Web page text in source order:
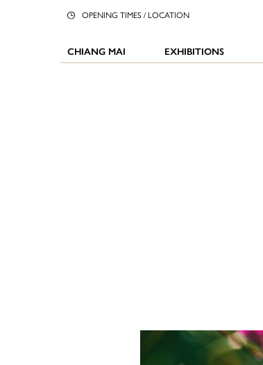
OPENING TIMES / LOCATION
CHIANG MAI EXHIBITIONS